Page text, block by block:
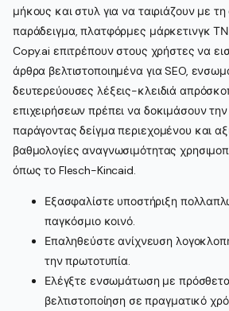
μήκους και στυλ για να ταιριάζουν με
παράδειγμα, πλατφόρμες μάρκετινγκ
Copy.ai επιτρέπουν στους χρήστες να
άρθρα βελτιστοποιημένα για SEO,
δευτερεύουσες λέξεις-κλειδιά
επιχειρήσεων πρέπει να δοκιμάσουν
παράγοντας δείγμα περιεχομένου και
βαθμολογίες αναγνωσιμότητας
όπως το Flesch-Kincaid.
Εξασφαλίστε υποστήριξη
παγκόσμιο κοινό.
Επαληθεύστε ανίχνευση
την πρωτοτυπία.
Ελέγξτε ενσωμάτωση με πρόσθετα
βελτιστοποίηση σε πραγματικό